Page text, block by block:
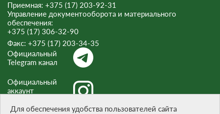
Приемная: +375 (17) 203-92-31
Управление документооборота и материального
обеспечения:
+375 (17) 306-32-90
Факс: +375 (17) 203-34-35
Официальный
Telegram канал
Официальный
аккаунт
Для обеспечения удобства пользователей сайта